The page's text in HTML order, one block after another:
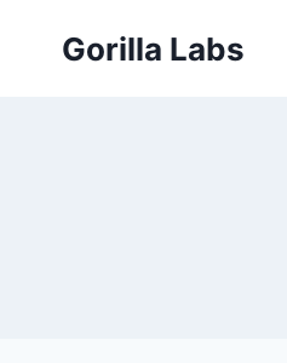
Gorilla Labs